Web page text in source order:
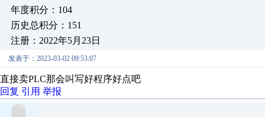
年度积分：104
历史总积分：151
注册：2022年5月23日
发表于：2023-03-02 09:53:07
直接卖PLC那会叫写好程序好点吧
回复 引用 举报